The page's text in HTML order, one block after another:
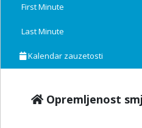
First Minute
Last Minute
Kalendar zauzetosti
Opremljenost